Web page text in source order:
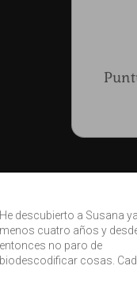
Experiencia fabulosa para
encontrarse uno mismo,
profesional, cariñosa y muy
agradable